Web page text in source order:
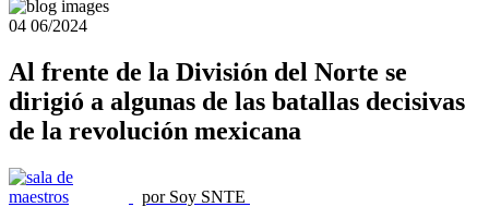
04 06/2024
Al frente de la División del Norte se
dirigió a algunas de las batallas decisivas
de la revolución mexicana
por Soy SNTE